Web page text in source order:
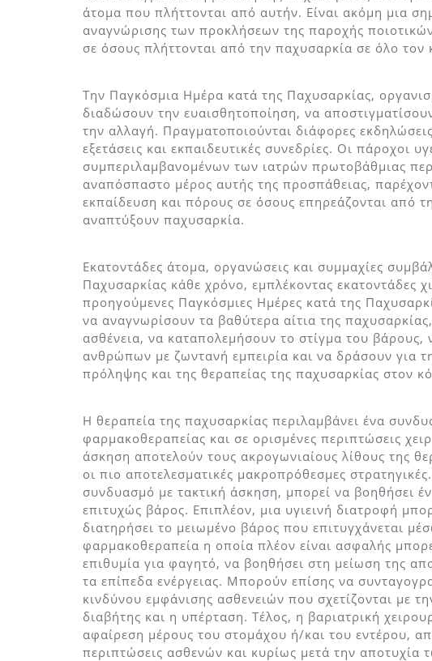
άτομα που πλήττονται από αυτήν. Είναι ακόμη μια
αναγνώρισης των προκλήσεων της παροχής
σε όσους πλήττονται από την παχυσαρκία σε όλο τον
Την Παγκόσμια Ημέρα κατά της Παχυσαρκίας,
διαδώσουν την ευαισθητοποίηση, να
την αλλαγή. Πραγματοποιούνται διάφορες
εξετάσεις και εκπαιδευτικές συνεδρίες. Οι πάροχοι
συμπεριλαμβανομένων των ιατρών πρωτοβάθμιας
αναπόσπαστο μέρος αυτής της προσπάθειας,
εκπαίδευση και πόρους σε όσους επηρεάζονται από
αναπτύξουν παχυσαρκία.
Εκατοντάδες άτομα, οργανώσεις και συμμαχίες
Παχυσαρκίας κάθε χρόνο, εμπλέκοντας εκατοντάδες
προηγούμενες Παγκόσμιες Ημέρες κατά της
να αναγνωρίσουν τα βαθύτερα αίτια της
ασθένεια, να καταπολεμήσουν το στίγμα του
ανθρώπων με ζωντανή εμπειρία και να δράσουν για
πρόληψης και της θεραπείας της παχυσαρκίας στον
Η θεραπεία της παχυσαρκίας περιλαμβάνει ένα
φαρμακοθεραπείας και σε ορισμένες περιπτώσεις
άσκηση αποτελούν τους ακρογωνιαίους λίθους της
οι πιο αποτελεσματικές μακροπρόθεσμες
συνδυασμό με τακτική άσκηση, μπορεί να βοηθήσει
επιτυχώς βάρος. Επιπλέον, μια υγιεινή διατροφή
διατηρήσει το μειωμένο βάρος που επιτυγχάνεται
φαρμακοθεραπεία η οποία πλέον είναι ασφαλής
επιθυμία για φαγητό, να βοηθήσει στη μείωση της
τα επίπεδα ενέργειας. Μπορούν επίσης να
κινδύνου εμφάνισης ασθενειών που σχετίζονται με
διαβήτης και η υπέρταση. Τέλος, η βαριατρική
αφαίρεση μέρους του στομάχου ή/και του εντέρου,
περιπτώσεις ασθενών και κυρίως μετά την αποτυχία